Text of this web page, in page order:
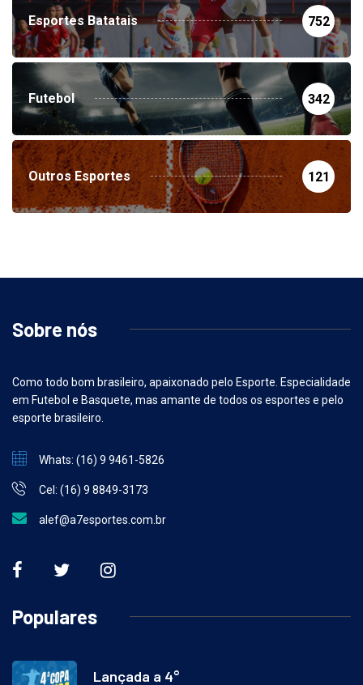
Esportes Batatais 752
Futebol 342
Outros Esportes 121
Sobre nós
Como todo bom brasileiro, apaixonado pelo Esporte. Especialidade
em Futebol e Basquete, mas amante de todos os esportes e pelo
esporte brasileiro.
Whats: (16) 9 9461-5826
Cel: (16) 9 8849-3173
alef@a7esportes.com.br
Populares